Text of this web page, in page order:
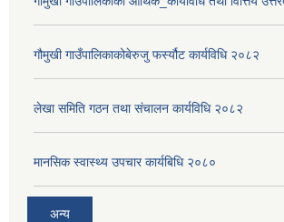
गौमुखी गाउँपालिकाकोबेरुजु फर्स्यौट कार्यविधि २०८२
लेखा समिति गठन तथा संचालन कार्यविधि २०८२
मानसिक स्वास्थ्य उपचार कार्यबिधि २०८०
अन्य